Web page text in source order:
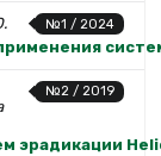
№1 / 2024
№2 / 2019
эрадикации